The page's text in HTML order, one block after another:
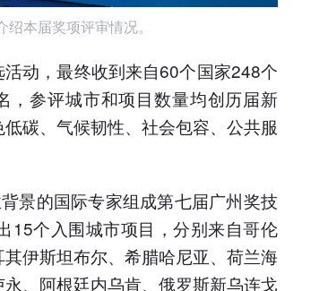
本届奖项评审情况。
动，最终收到来自60个国家248个
，参评城市和项目数量均创历届新
碳、气候韧性、社会包容、公共服
景的国际专家组成第七届广州奖技
15个入围城市项目，分别来自哥伦
伊斯坦布尔、希腊哈尼亚、荷兰海
、阿根廷内乌肯、俄罗斯新乌连戈